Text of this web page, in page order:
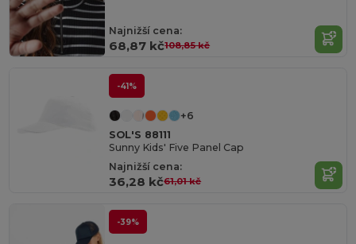
Najnižší cena:
68,87 kč108,85 kč
-41%
+6
SOL'S 88111
Sunny Kids' Five Panel Cap
Najnižší cena:
36,28 kč61,01 kč
-39%